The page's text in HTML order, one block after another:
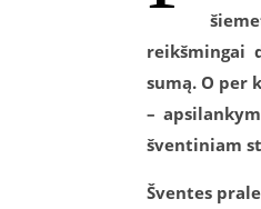
reikšmingai
sumą. O per
–
šventiniam
Šventes